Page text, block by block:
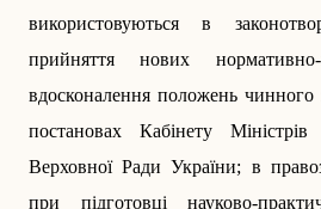
використовуються в
прийняття нових
вдосконалення положень чинного
постановах Кабінету
Верховної Ради України; в
при підготовці науково-